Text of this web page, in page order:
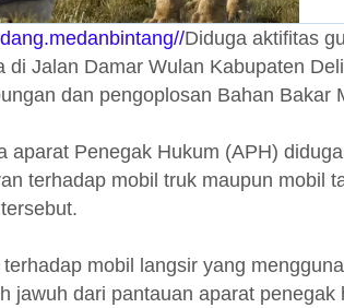
Diduga aktifitas
di Jalan Damar Wulan Kabupaten
dan pengoplosan Bahan Bakar
aparat Penegak Hukum (APH)
terhadap mobil truk maupun mobil
terhadap mobil langsir yang
jawuh dari pantauan aparat